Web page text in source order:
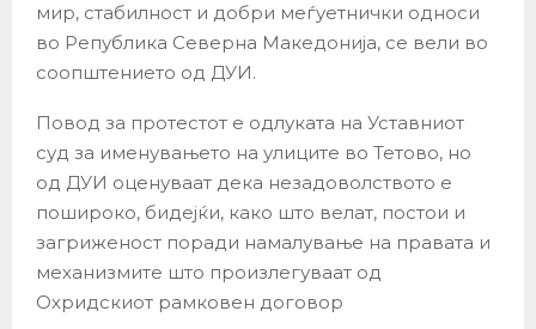
мир, стабилност и добри меѓуетнички односи
во Република Северна Македонија, се вели во
соопштението од ДУИ.
Повод за протестот е одлуката на Уставниот
суд за именувањето на улиците во Тетово, но
од ДУИ оценуваат дека незадоволството е
пошироко, бидејќи, како што велат, постои и
загриженост поради намалување на правата и
механизмите што произлегуваат од
Охридскиот рамковен договор